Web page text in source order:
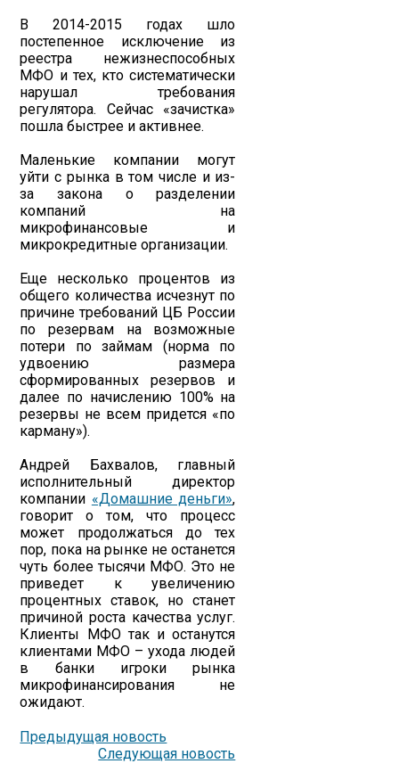
В 2014-2015 годах шло
постепенное исключение из
реестра нежизнеспособных
МФО и тех, кто систематически
нарушал требования
регулятора. Сейчас «зачистка»
пошла быстрее и активнее.
Маленькие компании могут
уйти с рынка в том числе и из-
за закона о разделении
компаний на
микрофинансовые и
микрокредитные организации.
Еще несколько процентов из
общего количества исчезнут по
причине требований ЦБ России
по резервам на возможные
потери по займам (норма по
удвоению размера
сформированных резервов и
далее по начислению 100% на
резервы не всем придется «по
карману»).
Андрей Бахвалов, главный
исполнительный директор
компании «Домашние деньги»,
говорит о том, что процесс
может продолжаться до тех
пор, пока на рынке не останется
чуть более тысячи МФО. Это не
приведет к увеличению
процентных ставок, но станет
причиной роста качества услуг.
Клиенты МФО так и останутся
клиентами МФО – ухода людей
в банки игроки рынка
микрофинансирования не
ожидают.
Предыдущая новость
Следующая новость